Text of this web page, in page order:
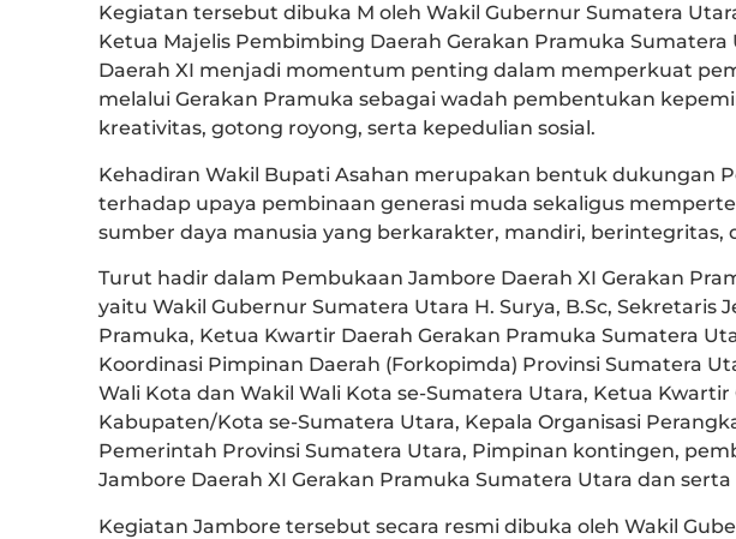
Kegiatan tersebut dibuka M oleh Wakil Gubernur Sumatera
Ketua Majelis Pembimbing Daerah Gerakan Pramuka
Daerah XI menjadi momentum penting dalam memperkuat
melalui Gerakan Pramuka sebagai wadah pembentukan
kreativitas, gotong royong, serta kepedulian sosial.
Kehadiran Wakil Bupati Asahan merupakan bentuk dukungan
terhadap upaya pembinaan generasi muda sekaligus
sumber daya manusia yang berkarakter, mandiri,
Turut hadir dalam Pembukaan Jambore Daerah XI Gerakan
yaitu Wakil Gubernur Sumatera Utara H. Surya, B.Sc, Sekretaris
Pramuka, Ketua Kwartir Daerah Gerakan Pramuka Sumatera
Koordinasi Pimpinan Daerah (Forkopimda) Provinsi Sumatera
Wali Kota dan Wakil Wali Kota se-Sumatera Utara, Ketua
Kabupaten/Kota se-Sumatera Utara, Kepala Organisasi
Pemerintah Provinsi Sumatera Utara, Pimpinan kontingen,
Jambore Daerah XI Gerakan Pramuka Sumatera Utara dan
Kegiatan Jambore tersebut secara resmi dibuka oleh Wakil